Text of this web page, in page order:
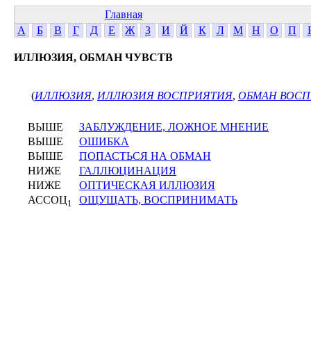
Главная
А
Б В Г Д Е Ж З И Й К Л М Н О П
ИЛЛЮЗИЯ, ОБМАН ЧУВСТВ
(ИЛЛЮЗИЯ, ИЛЛЮЗИЯ ВОСПРИЯТИЯ, ОБМАН
ВЫШЕ
ЗАБЛУЖДЕНИЕ, ЛОЖНОЕ МНЕНИЕ
ВЫШЕ
ОШИБКА
ВЫШЕ
ПОПАСТЬСЯ НА ОБМАН
НИЖЕ
ГАЛЛЮЦИНАЦИЯ
НИЖЕ
ОПТИЧЕСКАЯ ИЛЛЮЗИЯ
АССОЦ1 ОЩУЩАТЬ, ВОСПРИНИМАТЬ